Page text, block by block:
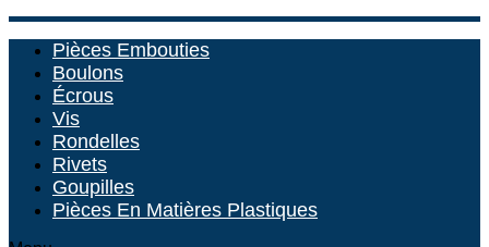
Pièces Embouties
Boulons
Écrous
Vis
Rondelles
Rivets
Goupilles
Pièces En Matières Plastiques